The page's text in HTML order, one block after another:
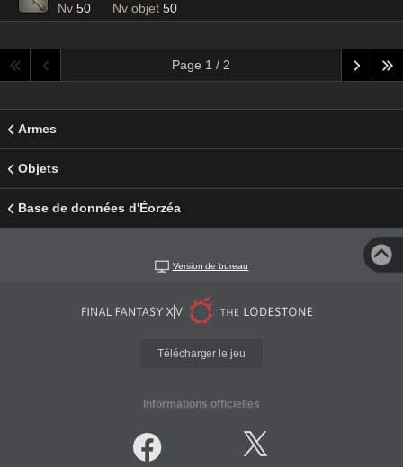
Nv 50 Nv objet 50
Page 1 / 2
Armes
Objets
Base de données d'Éorzéa
Version de bureau
Télécharger le jeu
Informations officielles